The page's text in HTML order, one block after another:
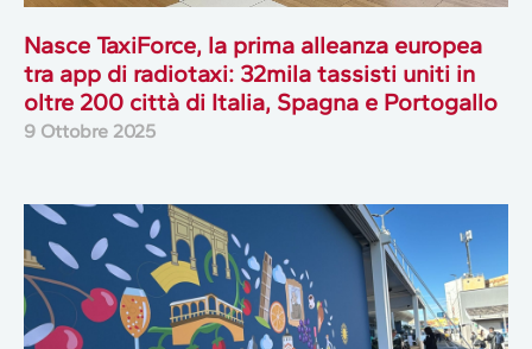
Nasce TaxiForce, la prima alleanza europea
tra app di radiotaxi: 32mila tassisti uniti in
oltre 200 città di Italia, Spagna e Portogallo
9 Ottobre 2025